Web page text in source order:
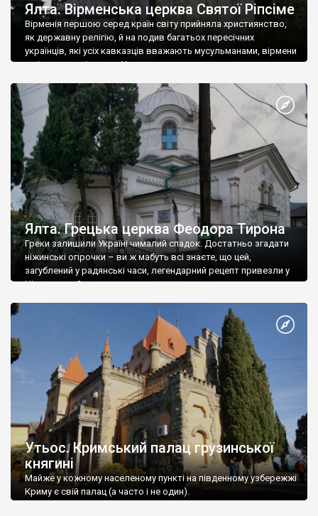
Ялта. Вірменська церква Святої Ріпсіме
Вірменія першою серед країн світу прийняла християнство,
як державну релігію, й на подив багатьох пересічних
українців, які усіх кавказців вважають мусульманами, вірмени
є відданими вірянами Христа
Ялта. Грецька церква Феодора Тирона
Греки залишили Україні чималий спадок. Достатньо згадати
ніжинські огірочки – ви ж мабуть всі знаєте, що цей,
загублений у радянські часи, легендарний рецепт привезли у
Ніжин греки?
Утьос. Кримський палац грузинської
княгині
Майже у кожному населеному пункті на південному узбережжі
Криму є свій палац (а часто і не один).